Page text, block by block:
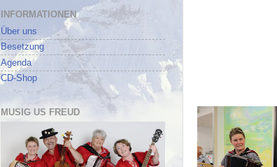
INFORMATIONEN
Über uns
Besetzung
Agenda
CD-Shop
MUSIG US FREUD